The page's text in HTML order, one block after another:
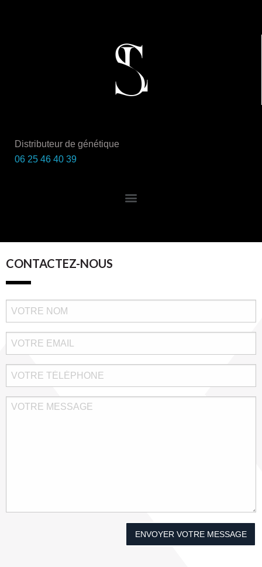
Distributeur de génétique
06 25 46 40 39
CONTACTEZ-NOUS